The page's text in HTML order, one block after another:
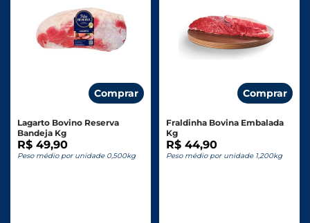
Comprar
Lagarto Bovino Reserva
Bandeja Kg
R$ 49,90
Peso médio por unidade 0,500kg
Comprar
Fraldinha Bovina Embalada
Kg
R$ 44,90
Peso médio por unidade 1,200kg